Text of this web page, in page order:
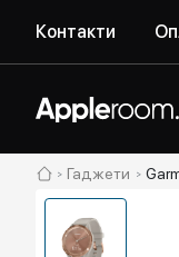
Контакти
Гаджети